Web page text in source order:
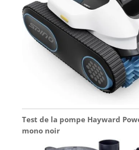
Test de la pompe Hayward
mono noir